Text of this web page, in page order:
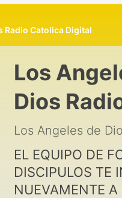
Radio Catolica Digital
Los
Dios
Catolica
Los Angeles de
EL EQUIPO DE
DISCIPULOS TE
NUEVAMENTE A